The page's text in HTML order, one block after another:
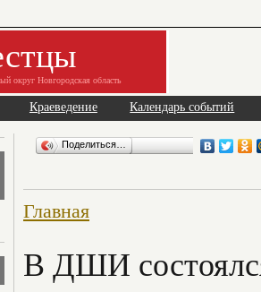
округ Новгородская область
Краеведение Календарь событий
Поделиться…
Главная
В ДШИ